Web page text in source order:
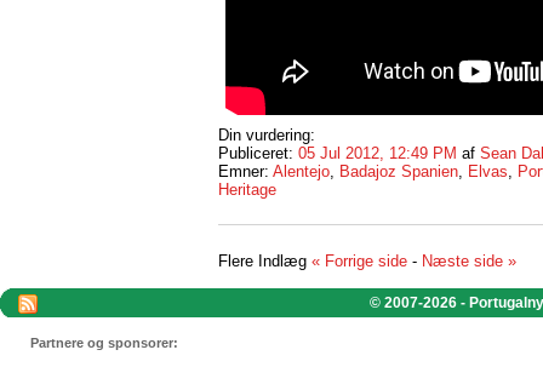
Din vurdering:
Publiceret: 05 Jul 2012, 12:49 PM af Sean
Emner: Alentejo Badajoz Spanien Elvas
Heritage
Flere Indlæg « Forrige side - Næste side »
© 2007-2026 -
Partnere og sponsorer: